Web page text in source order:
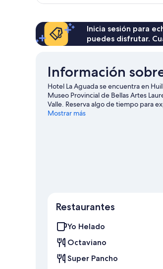
Inicia sesión para
puedes disfrutar.
Información
Hotel La Aguada se encuentra en
Museo Provincial de Bellas Artes
Valle. Reserva algo de tiempo para
Huillapima
Mostrar más
Restaurantes
Yo Helado
Octaviano
Super Pancho